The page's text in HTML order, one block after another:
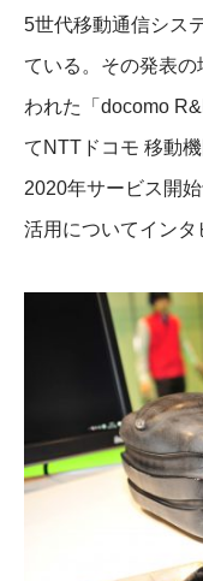
5世代移動通信シス
ている。その発表
われた「docomo
てNTTドコモ 移動
2020年サービス開
活用についてインタ